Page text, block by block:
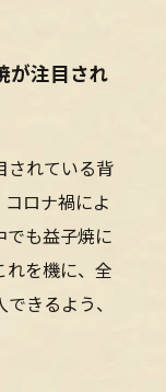
が注目され
されている背
ロナ禍によ
でも益子焼に
れを機に、全
きるよう、